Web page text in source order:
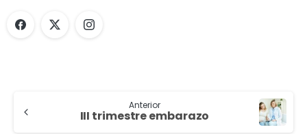
Anterior
III trimestre embarazo